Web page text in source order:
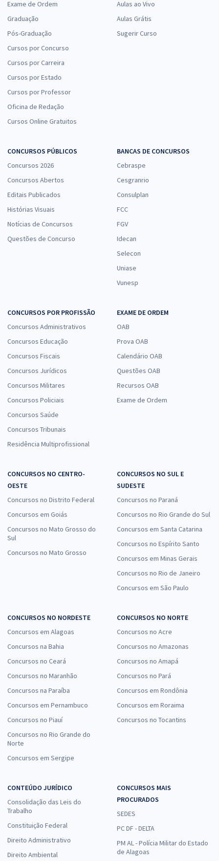
Exame de Ordem
Graduação
Pós-Graduação
Cursos por Concurso
Cursos por Carreira
Cursos por Estado
Cursos por Professor
Oficina de Redação
Cursos Online Gratuitos
Aulas ao Vivo
Aulas Grátis
Sugerir Curso
CONCURSOS PÚBLICOS
Concursos 2026
Concursos Abertos
Editais Publicados
Histórias Visuais
Notícias de Concursos
Questões de Concurso
BANCAS DE CONCURSOS
Cebraspe
Cesgranrio
Consulplan
FCC
FGV
Idecan
Selecon
Uniase
Vunesp
CONCURSOS POR PROFISSÃO
Concursos Administrativos
Concursos Educação
Concursos Fiscais
Concursos Jurídicos
Concursos Militares
Concursos Policiais
Concursos Saúde
Concursos Tribunais
Residência Multiprofissional
EXAME DE ORDEM
OAB
Prova OAB
Calendário OAB
Questões OAB
Recursos OAB
Exame de Ordem
CONCURSOS NO CENTRO-
OESTE
Concursos no Distrito Federal
Concursos em Goiás
Concursos no Mato Grosso do
Sul
Concursos no Mato Grosso
CONCURSOS NO SUL E
SUDESTE
Concursos no Paraná
Concursos no Rio Grande do Sul
Concursos em Santa Catarina
Concursos no Espírito Santo
Concursos em Minas Gerais
Concursos no Rio de Janeiro
Concursos em São Paulo
CONCURSOS NO NORDESTE
Concursos em Alagoas
Concursos na Bahia
Concursos no Ceará
Concursos no Maranhão
Concursos na Paraíba
Concursos em Pernambuco
Concursos no Piauí
Concursos no Rio Grande do
Norte
Concursos em Sergipe
CONCURSOS NO NORTE
Concursos no Acre
Concursos no Amazonas
Concursos no Amapá
Concursos no Pará
Concursos em Rondônia
Concursos em Roraima
Concursos no Tocantins
CONTEÚDO JURÍDICO
Consolidação das Leis do
Trabalho
Constituição Federal
Direito Administrativo
Direito Ambiental
CONCURSOS MAIS
PROCURADOS
SEDES
PC DF - DELTA
PM AL - Polícia Militar do Estado
de Alagoas